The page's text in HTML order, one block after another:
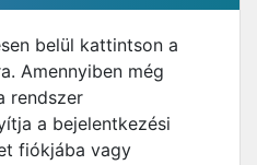
belül kattintson a
Amennyiben még
rendszer
a bejelentkezési
fiókjába vagy